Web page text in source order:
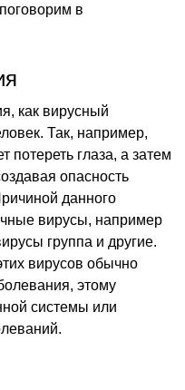
в
как вирусный
Так, например,
потереть глаза, а затем
опасность
данного
вирусы, например
группа и другие.
вирусов обычно
этому
системы или